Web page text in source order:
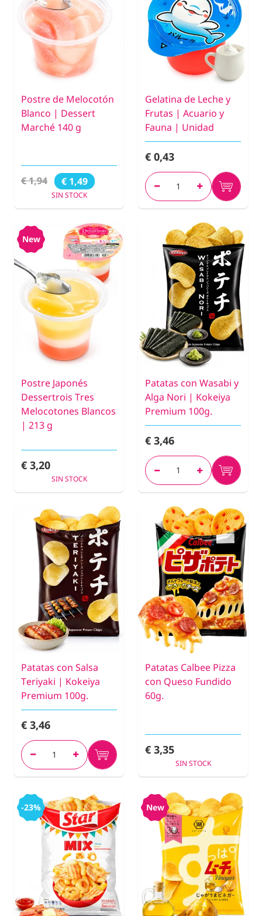
Postre de Melocotón
Blanco | Dessert
Marché 140 g
€ 1,94 € 1,49
SIN STOCK
Gelatina de Leche y
Frutas | Acuario y
Fauna | Unidad
€ 0,43
New
Postre Japonés
Dessertrois Tres
Melocotones Blancos
| 213 g
€ 3,20
SIN STOCK
Patatas con Wasabi y
Alga Nori | Kokeiya
Premium 100g.
€ 3,46
Patatas con Salsa
Teriyaki | Kokeiya
Premium 100g.
€ 3,46
Patatas Calbee Pizza
con Queso Fundido
60g.
€ 3,35
SIN STOCK
-23% New